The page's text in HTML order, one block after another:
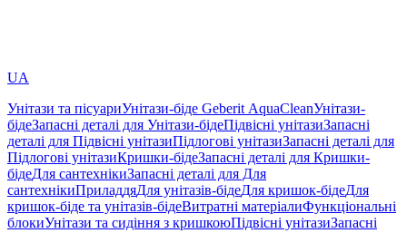
UA
Унітази та пісуариУнітази-біде Geberit AquaCleanУнітази-
бідеЗапасні деталі для Унітази-бідеПідвісні унітазиЗапасні
деталі для Підвісні унітазиПідлогові унітазиЗапасні деталі для
Підлогові унітазиКришки-бідеЗапасні деталі для Кришки-
бідеДля сантехнікиЗапасні деталі для Для
сантехнікиПриладдяДля унітазів-бідеДля кришок-бідеДля
кришок-біде та унітазів-бідеВитратні матеріалиФункціональні
блокиУнітази та сидіння з кришкоюПідвісні унітазиЗапасні